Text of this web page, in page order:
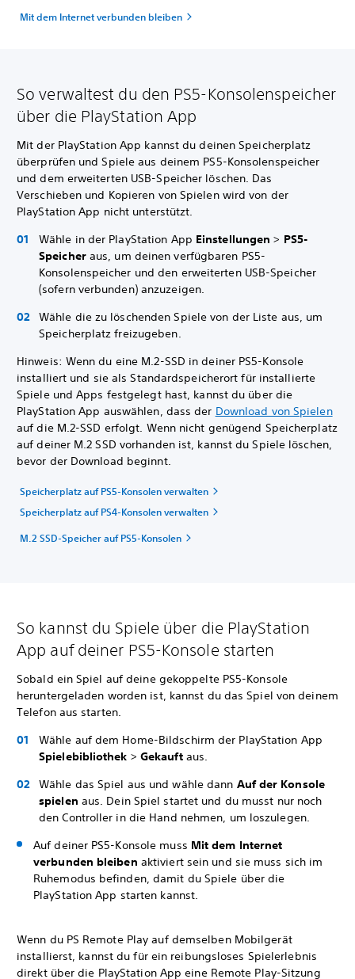
Mit dem Internet verbunden bleiben
So verwaltest du den PS5-Konsolenspeicher
über die PlayStation App
Mit der PlayStation App kannst du deinen Speicherplatz
überprüfen und Spiele aus deinem PS5-Konsolenspeicher
und dem erweiterten USB-Speicher löschen. Das
Verschieben und Kopieren von Spielen wird von der
PlayStation App nicht unterstützt.
Wähle in der PlayStation App Einstellungen> PS5-
Speicheraus, um deinen verfügbaren PS5-
Konsolenspeicher und den erweiterten USB-Speicher
(sofern verbunden) anzuzeigen.
Wähle die zu löschenden Spiele von der Liste aus, um
Speicherplatz freizugeben.
Hinweis: Wenn du eine M.2-SSD in deiner PS5-Konsole
installiert und sie als Standardspeicherort für installierte
Spiele und Apps festgelegt hast, kannst du über die
PlayStation App auswählen, dass der Download von Spielen
auf die M.2-SSD erfolgt. Wenn nicht genügend Speicherplatz
auf deiner M.2 SSD vorhanden ist, kannst du Spiele löschen,
bevor der Download beginnt.
Speicherplatz auf PS5-Konsolen verwalten
Speicherplatz auf PS4-Konsolen verwalten
M.2 SSD-Speicher auf PS5-Konsolen
So kannst du Spiele über die PlayStation
App auf deiner PS5-Konsole starten
Sobald ein Spiel auf deine gekoppelte PS5-Konsole
heruntergeladen worden ist, kannst du das Spiel von deinem
Telefon aus starten.
Wähle auf dem Home-Bildschirm der PlayStation App
Spielebibliothek > Gekauftaus.
Wähle das Spiel aus und wähle dann Auf der Konsole
spielen aus. Dein Spiel startet und du musst nur noch
den Controller in die Hand nehmen, um loszulegen.
Auf deiner PS5-Konsole muss Mit dem Internet
verbunden bleiben aktiviert sein und sie muss sich im
Ruhemodus befinden, damit du Spiele über die
PlayStation App starten kannst.
Wenn du PS Remote Play auf demselben Mobilgerät
installierst, kannst du für ein reibungsloses Spielerlebnis
direkt über die PlayStation App eine Remote Play-Sitzung